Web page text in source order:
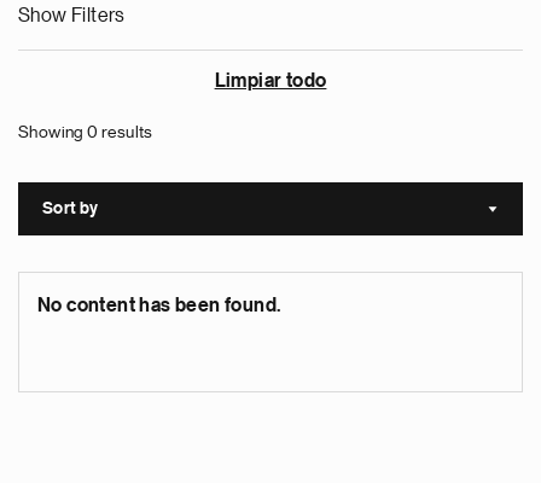
Show Filters
Limpiar todo
Showing 0 results
Sort by Sort
No content has been found.